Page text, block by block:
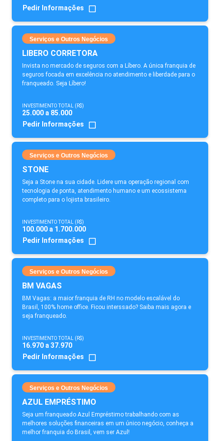
Pedir Informações
Serviços e Outros Negócios
LIBERO CORRETORA
Invista no mercado de seguros com a Líbero. A única franquia de
seguros focada em excelência no atendimento e liberdade para o
franqueado. Seja Líbero!
INVESTIMENTO TOTAL (R$)
25.000 a 85.000
Pedir Informações
Serviços e Outros Negócios
STONE
Seja a Stone na sua cidade. Lidere uma operação regional com
tecnologia de ponta, atendimento humano e um ecossistema
completo para o lojista brasileiro.
INVESTIMENTO TOTAL (R$)
100.000 a 1.700.000
Pedir Informações
Serviços e Outros Negócios
BM VAGAS
BM Vagas: a maior franquia de RH no modelo escalável do
Brasil, 100% home office. Ficou interssado? Saiba mais agora e
seja franqueado.
INVESTIMENTO TOTAL (R$)
16.970 a 37.970
Pedir Informações
Serviços e Outros Negócios
AZUL EMPRÉSTIMO
Seja um franqueado Azul Empréstimo trabalhando com as
melhores soluções financeiras em um único negócio, conheça a
melhor franquia do Brasil, vem ser Azul!